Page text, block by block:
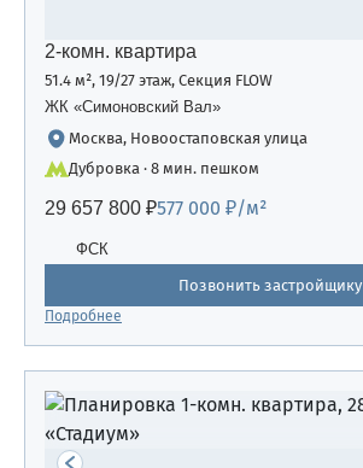
2-комн. квартира
51.4 м², 19/27 этаж, Секция FLOW
ЖК «Симоновский Вал»
Москва, Новоостаповская улица
Дубровка · 8 мин. пешком
29 657 800 ₽577 000 ₽/м²
ФСК
Позвонить застройщику
Подробнее